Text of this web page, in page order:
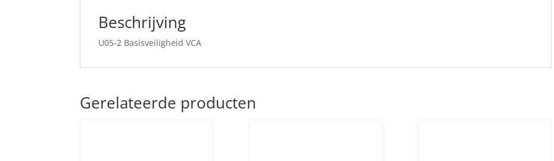
Beschrijving
U05-2 Basisveiligheid VCA
Gerelateerde producten